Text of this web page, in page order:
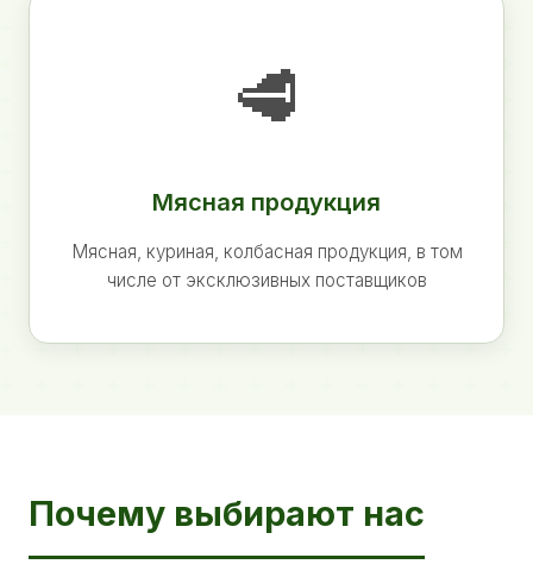
🥩
Мясная продукция
Мясная, куриная, колбасная продукция, в том
числе от эксклюзивных поставщиков
Почему выбирают нас